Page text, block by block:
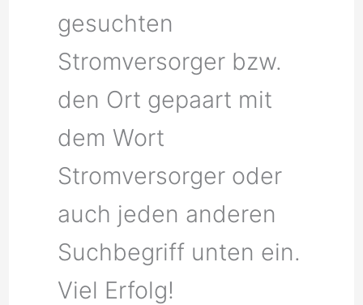
gesuchten
Stromversorger bzw.
den Ort gepaart mit
dem Wort
Stromversorger oder
auch jeden anderen
Suchbegriff unten ein.
Viel Erfolg!